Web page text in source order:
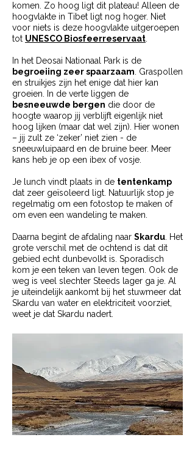
komen. Zo hoog ligt dit plateau! Alleen de
hoogvlakte in Tibet ligt nog hoger. Niet
voor niets is deze hoogvlakte uitgeroepen
tot UNESCO Biosfeerreservaat
In het Deosai Nationaal Park is de
begroeiing zeer spaarzaam . Graspollen
en struikjes zijn het enige dat hier kan
groeien. In de verte liggen de
besneeuwde bergen die door de
hoogte waarop jij verblijft eigenlijk niet
hoog lijken (maar dat wel zijn). Hier wonen
– jij zult ze ‘zeker’ niet zien - de
sneeuwluipaard en de bruine beer. Meer
kans heb je op een ibex of vosje.
Je lunch vindt plaats in de tentenkamp
dat zeer geïsoleerd ligt. Natuurlijk stop je
regelmatig om een fotostop te maken of
om even een wandeling te maken.
Daarna begint de afdaling naar Skardu . Het
grote verschil met de ochtend is dat dit
gebied echt dunbevolkt is. Sporadisch
kom je een teken van leven tegen. Ook de
weg is veel slechter Steeds lager ga je. Al
je uiteindelijk aankomt bij het stuwmeer dat
Skardu van water en elektriciteit voorziet,
weet je dat Skardu nadert.